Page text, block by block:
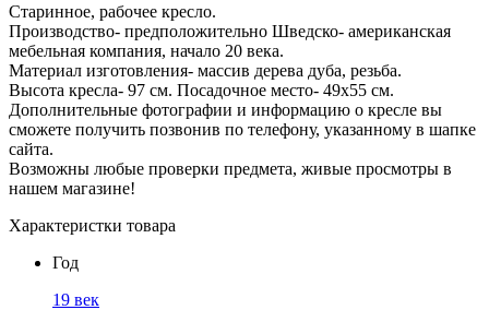
Старинное, рабочее кресло.
Производство- предположительно Шведско- американская
мебельная компания, начало 20 века.
Материал изготовления- массив дерева дуба, резьба.
Высота кресла- 97 см. Посадочное место- 49х55 см.
Дополнительные фотографии и информацию о кресле вы
сможете получить позвонив по телефону, указанному в шапке
сайта.
Возможны любые проверки предмета, живые просмотры в
нашем магазине!
Характеристки товара
Год
19 век